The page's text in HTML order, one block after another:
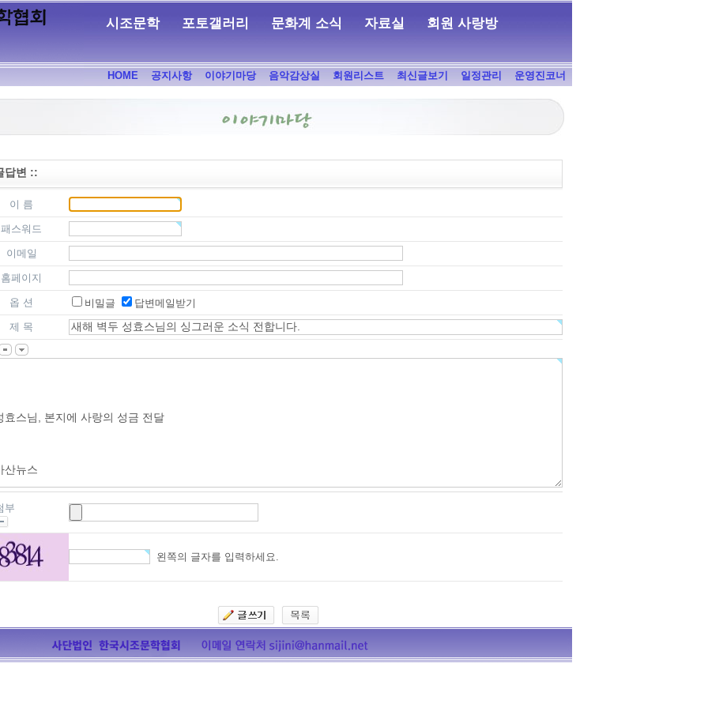
시조문학 포토갤러리 문화계 소식 자료실 회원 사랑방
HOME 공지사항 이야기마당 음악감상실 회원리스트 최신글보기 일정관리 운영진코너
답변 ::
이 름
패스워드
이메일
홈페이지
옵 션 비밀글
답변메일받기
제 목
부
왼쪽의 글자를 입력하세요.